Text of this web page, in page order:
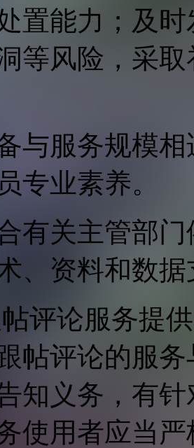
置能力；及
等风险，采
与服务规模
专业素养。
有关主管部
、资料和数
评论服务提
帖评论的服
知义务，有
使用者应当